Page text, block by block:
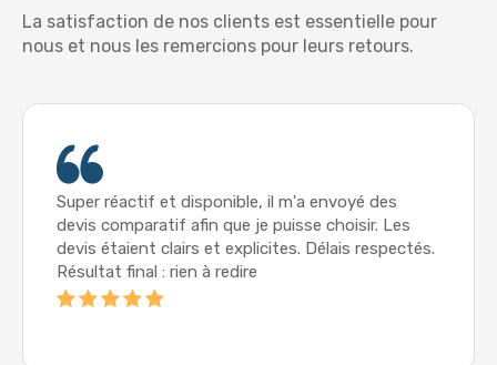
La satisfaction de nos clients est essentielle pour
nous et nous les remercions pour leurs retours.
Super réactif et disponible, il m'a envoyé des
devis comparatif afin que je puisse choisir. Les
devis étaient clairs et explicites. Délais respectés.
Résultat final : rien à redire